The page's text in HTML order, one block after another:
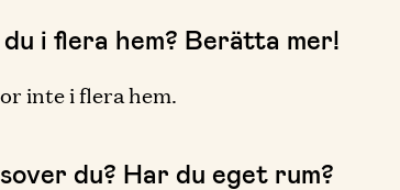
i flera hem? Berätta mer!
inte i flera hem.
du? Har du eget rum?